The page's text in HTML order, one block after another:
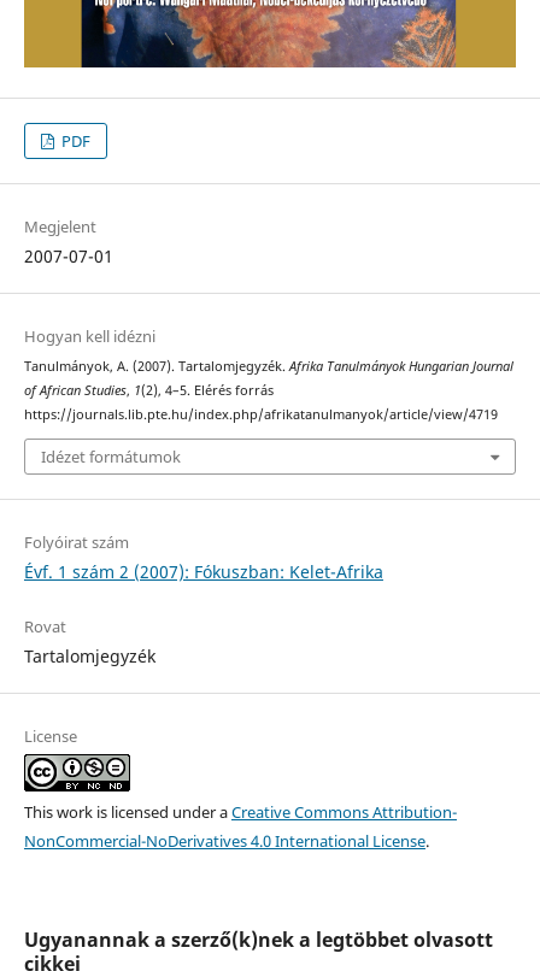
PDF
Megjelent
2007-07-01
Hogyan kell idézni
Tanulmányok, A. (2007). Tartalomjegyzék.Afrika Tanulmányok Hungarian Journal
of African Studies, 1(2), 4–5. Elérés forrás
https://journals.lib.pte.hu/index.php/afrikatanulmanyok/article/view/4719
Idézet formátumok
Folyóirat szám
Évf. 1 szám 2 (2007): Fókuszban: Kelet-Afrika
Rovat
Tartalomjegyzék
License
This work is licensed under aCreative Commons Attribution-
NonCommercial-NoDerivatives 4.0 International License.
Ugyanannak a szerző(k)nek a legtöbbet olvasott
cikkei